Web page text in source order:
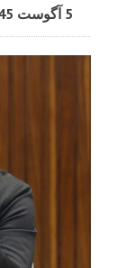
5 آگوست 19:45